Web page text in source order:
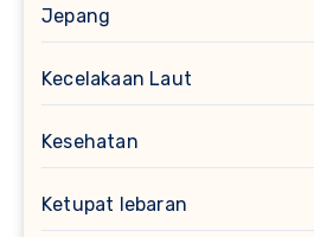
Jepang
Kecelakaan Laut
Kesehatan
Ketupat lebaran